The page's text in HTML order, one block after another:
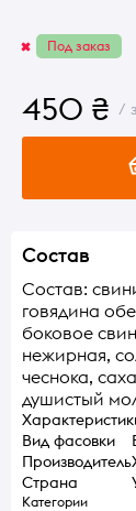
Под заказ
450 ₴ /
Состав
Состав:
говядина
боковое
нежирная,
чеснока,
душистый
Вид фасовки
Производитель
Страна
Категории